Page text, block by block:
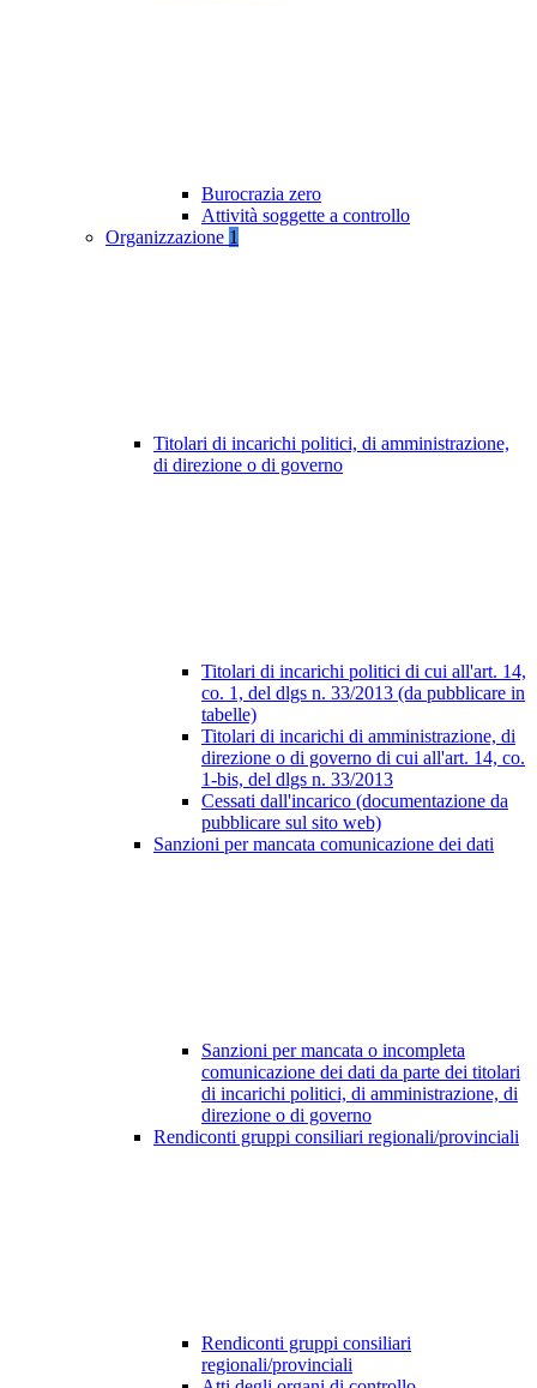
Burocrazia zero
Attività soggette a controllo
Organizzazione 1
Titolari di incarichi politici, di amministrazione,
di direzione o di governo
Titolari di incarichi politici di cui all'art. 14,
co. 1, del dlgs n. 33/2013 (da pubblicare in
tabelle)
Titolari di incarichi di amministrazione, di
direzione o di governo di cui all'art. 14, co.
1-bis, del dlgs n. 33/2013
Cessati dall'incarico (documentazione da
pubblicare sul sito web)
Sanzioni per mancata comunicazione dei dati
Sanzioni per mancata o incompleta
comunicazione dei dati da parte dei titolari
di incarichi politici, di amministrazione, di
direzione o di governo
Rendiconti gruppi consiliari regionali/provinciali
Rendiconti gruppi consiliari
regionali/provinciali